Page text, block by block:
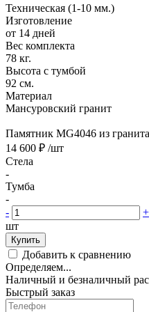
Техническая (1-10 мм.)
Изготовление
от 14 дней
Вес комплекта
78 кг.
Высота с тумбой
92 см.
Материал
Мансуровский гранит
Памятник MG4046 из гранита
14 600 ₽ /шт
Стела
-
Тумба
-
-
+
шт
Купить
Добавить к сравнению
Определяем...
Наличный и безналичный
Быстрый заказ